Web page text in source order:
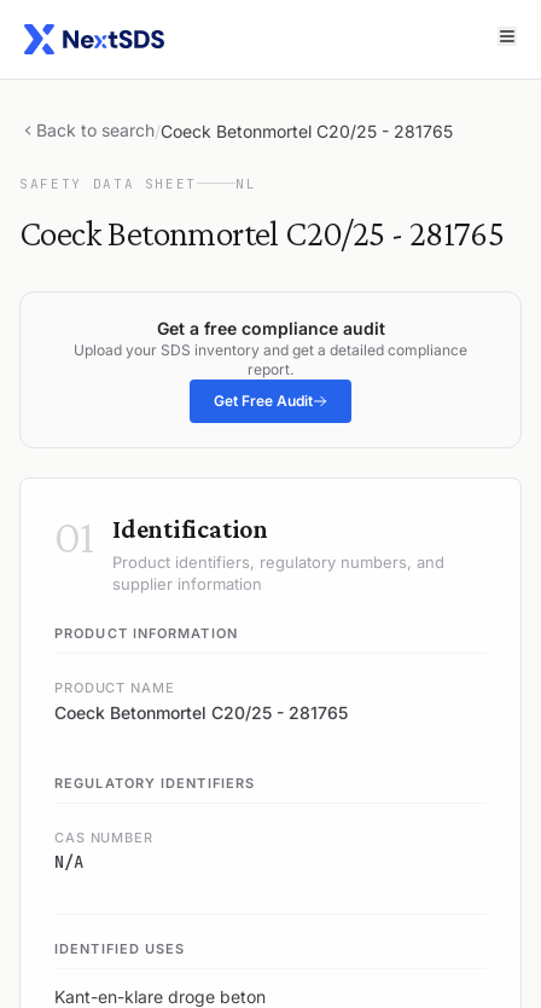
Back to search/Coeck Betonmortel C20/25 - 281765
SAFETY DATA SHEET NL
Coeck Betonmortel C20/25 - 281765
Get a free compliance audit
Upload your SDS inventory and get a detailed compliance
report.
Get Free Audit
01 Identification
Product identifiers, regulatory numbers, and
supplier information
PRODUCT INFORMATION
PRODUCT NAME
Coeck Betonmortel C20/25 - 281765
REGULATORY IDENTIFIERS
CAS NUMBER
N/A
IDENTIFIED USES
Kant-en-klare droge beton